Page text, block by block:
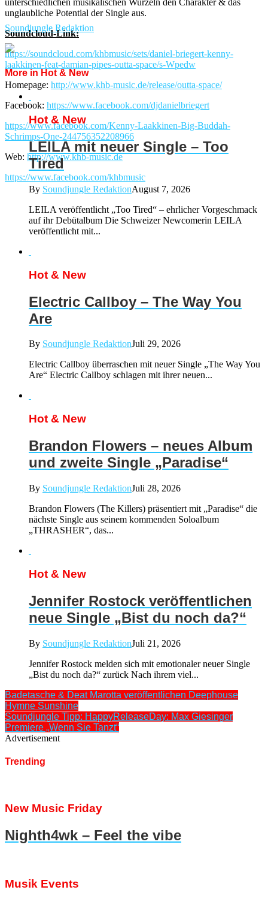
unglaubliche Potential der Single aus.
Soundcloud-Link:
https://soundcloud.com/khbmusic/sets/daniel-briegert-kenny-
laakkinen-feat-damian-pipes-outta-space/s-Wpedw
Homepage: http://www.khb-music.de/release/outta-space/
Facebook: https://www.facebook.com/djdanielbriegert
https://www.facebook.com/Kenny-Laakkinen-Big-Buddah-
Schrimps-One-244756352208966
Web: http://www.khb-music.de
https://www.facebook.com/khbmusic
Soundjungle Redaktion
More in Hot & New
Hot & New
LEILA mit neuer Single – Too
Tired
By Soundjungle RedaktionAugust 7, 2026
LEILA veröffentlicht „Too Tired“ – ehrlicher Vorgeschmack
auf ihr Debütalbum Die Schweizer Newcomerin LEILA
veröffentlicht mit...
Hot & New
Electric Callboy – The Way You
Are
By Soundjungle RedaktionJuli 29, 2026
Electric Callboy überraschen mit neuer Single „The Way You
Are“ Electric Callboy schlagen mit ihrer neuen...
Hot & New
Brandon Flowers – neues Album
und zweite Single „Paradise“
By Soundjungle RedaktionJuli 28, 2026
Brandon Flowers (The Killers) präsentiert mit „Paradise“ die
nächste Single aus seinem kommenden Soloalbum
„THRASHER“, das...
Hot & New
Jennifer Rostock veröffentlichen
neue Single „Bist du noch da?“
By Soundjungle RedaktionJuli 21, 2026
Jennifer Rostock melden sich mit emotionaler neuer Single
„Bist du noch da?“ zurück Nach ihrem viel...
Badetasche & Deat Marotta veröffentlichen Deephouse
Hymne Sunshine
Soundjungle Tipp: HappyReleaseDay: Max Giesinger
Premiere „Wenn Sie Tanzt“
Advertisement
Trending
New Music Friday
Nighth4wk – Feel the vibe
Musik Events